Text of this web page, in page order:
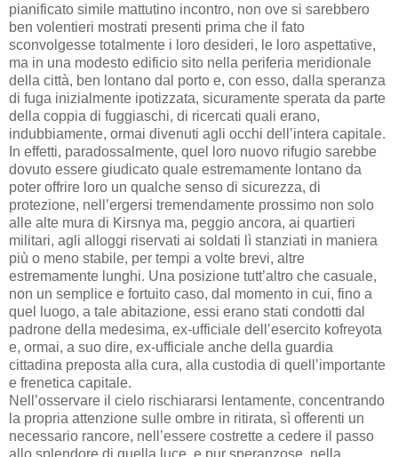
pianificato simile mattutino incontro, non ove si sarebbero
ben volentieri mostrati presenti prima che il fato
sconvolgesse totalmente i loro desideri, le loro aspettative,
ma in una modesto edificio sito nella periferia meridionale
della città, ben lontano dal porto e, con esso, dalla speranza
di fuga inizialmente ipotizzata, sicuramente sperata da parte
della coppia di fuggiaschi, di ricercati quali erano,
indubbiamente, ormai divenuti agli occhi dell’intera capitale.
In effetti, paradossalmente, quel loro nuovo rifugio sarebbe
dovuto essere giudicato quale estremamente lontano da
poter offrire loro un qualche senso di sicurezza, di
protezione, nell’ergersi tremendamente prossimo non solo
alle alte mura di Kirsnya ma, peggio ancora, ai quartieri
militari, agli alloggi riservati ai soldati lì stanziati in maniera
più o meno stabile, per tempi a volte brevi, altre
estremamente lunghi. Una posizione tutt’altro che casuale,
non un semplice e fortuito caso, dal momento in cui, fino a
quel luogo, a tale abitazione, essi erano stati condotti dal
padrone della medesima, ex-ufficiale dell’esercito kofreyota
e, ormai, a suo dire, ex-ufficiale anche della guardia
cittadina preposta alla cura, alla custodia di quell’importante
e frenetica capitale.
Nell’osservare il cielo rischiararsi lentamente, concentrando
la propria attenzione sulle ombre in ritirata, sì offerenti un
necessario rancore, nell’essere costrette a cedere il passo
allo splendore di quella luce, e pur speranzose, nella